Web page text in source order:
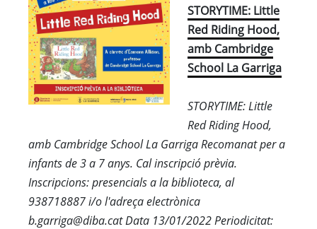
STORYTIME: Little
Red Riding Hood,
amb Cambridge
School La Garriga
STORYTIME: Little
Red Riding Hood,
amb Cambridge School La Garriga Recomanat per a
infants de 3 a 7 anys. Cal inscripció prèvia.
Inscripcions: presencials a la biblioteca, al
938718887 i/o l'adreça electrònica
b.garriga@diba.cat Data 13/01/2022 Periodicitat: